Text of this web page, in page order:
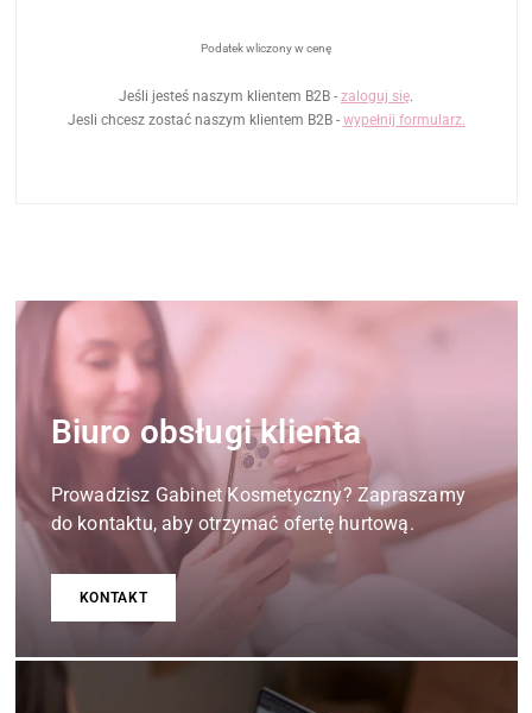
Podatek wliczony w cenę
Jeśli jesteś naszym klientem B2B - zaloguj się.
Jesli chcesz zostać naszym klientem B2B - wypełnij formularz.
Biuro obsługi klienta
Prowadzisz Gabinet Kosmetyczny? Zapraszamy
do kontaktu, aby otrzymać ofertę hurtową.
KONTAKT